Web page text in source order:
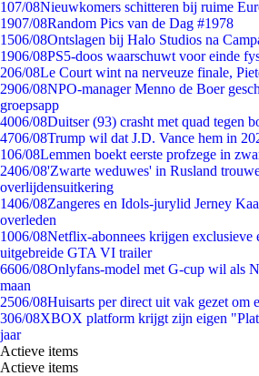
107/08Nieuwkomers schitteren bij ruime
1907/08Random Pics van de Dag #1978
1506/08Ontslagen bij Halo Studios na
1906/08PS5-doos waarschuwt voor einde
206/08Le Court wint na nerveuze finale,
2906/08NPO-manager Menno de Boer
groepsapp
4006/08Duitser (93) crasht met quad tegen
4706/08Trump wil dat J.D. Vance hem in
106/08Lemmen boekt eerste profzege in
2406/08'Zwarte weduwes' in Rusland
overlijdensuitkering
1406/08Zangeres en Idols-jurylid Jerney
overleden
1006/08Netflix-abonnees krijgen exclusieve
uitgebreide GTA VI trailer
6606/08Onlyfans-model met G-cup wil als
maan
2506/08Huisarts per direct uit vak gezet om
306/08XBOX platform krijgt zijn eigen
jaar
Actieve items
Actieve items